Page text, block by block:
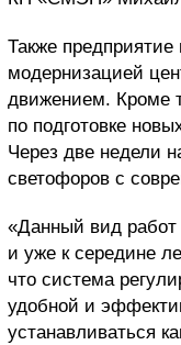
Также предприятие
модернизацией
движением. Кроме
по подготовке
Через две недели
светофоров с
«Данный вид работ
и уже к середине
что система
удобной и
устанавливаться